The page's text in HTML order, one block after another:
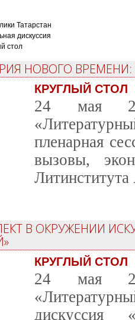
Татарстан
дискуссия
стол
НОВОГО
КРУГЛЫЙ СТОЛ
24 мая
пленарная
вызовы,
В ОКРУЖЕНИИ
КРУГЛЫЙ СТОЛ
24 мая
дискуссия